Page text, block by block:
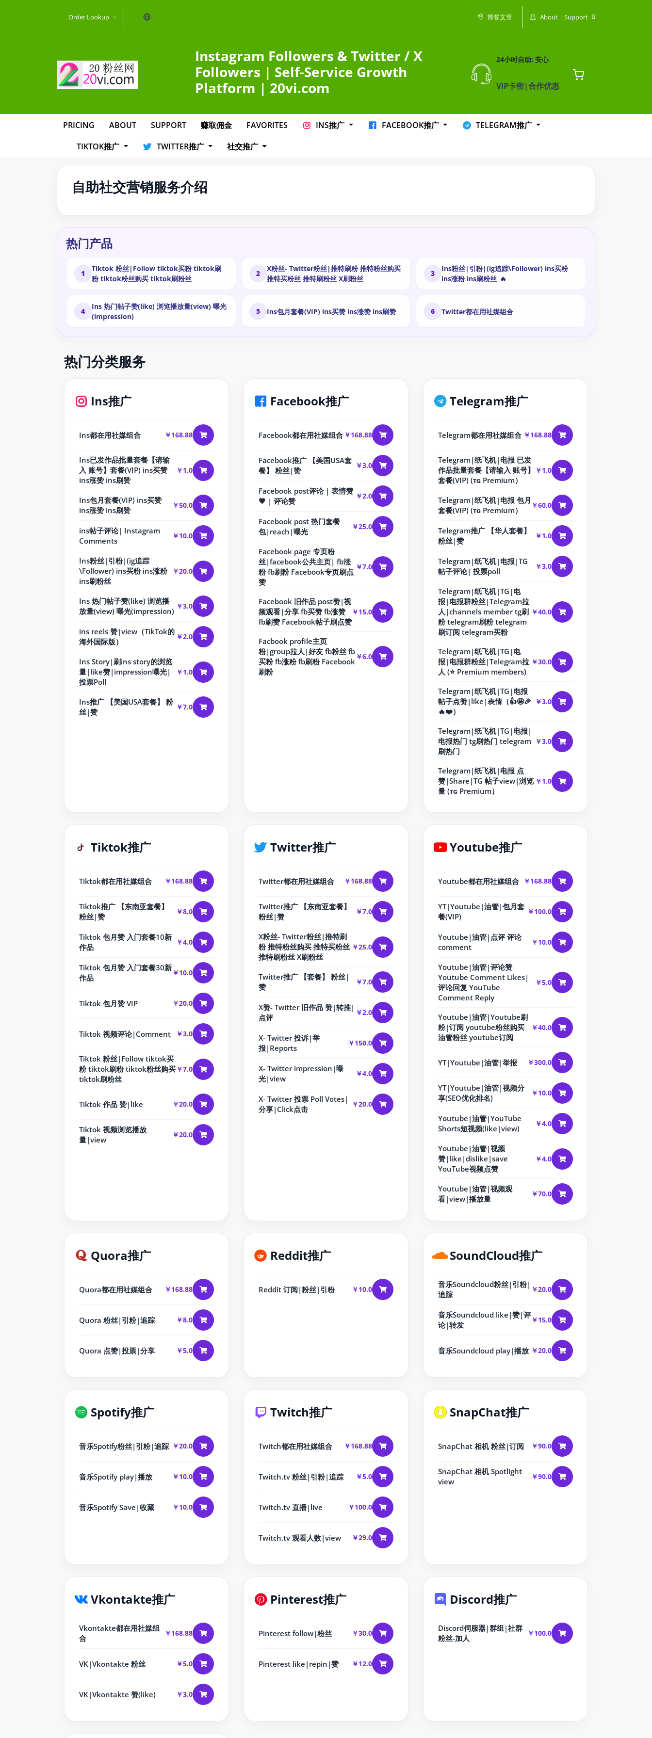
Order Lookup 当前语言：English 博客文章 About | Support
Instagram Followers & Twitter / X
Followers | Self-Service Growth
Platform | 20vi.com
24小时自助: 安心
VIP卡密|合作优惠
PRICING ABOUT SUPPORT 赚取佣金 FAVORITES INS推广 FACEBOOK推广
TELEGRAM推广
TIKTOK推广
TWITTER推广 社交推广
自助社交营销服务介绍
热门产品
1
Tiktok 粉丝|Follow tiktok买粉 tiktok刷
粉 tiktok粉丝购买 tiktok刷粉丝
2
X粉丝- Twitter粉丝|推特刷粉 推特粉丝购买
推特买粉丝 推特刷粉丝 X刷粉丝
3
Ins粉丝|引粉|(ig追踪\Follower) ins买粉
ins涨粉 ins刷粉丝 🔥
4
Ins 热门帖子赞(like) 浏览播放量(view) 曝光
(impression)
5 Ins包月套餐(VIP) ins买赞 ins涨赞 ins刷赞 6 Twitter都在用社媒组合
热门分类服务
Ins推广
Ins都在用社媒组合 ￥168.88
Ins已发作品批量套餐【请输
入 账号】套餐(VIP) ins买赞
ins涨赞 ins刷赞
￥1.0
Ins包月套餐(VIP) ins买赞
ins涨赞 ins刷赞
￥50.0
ins帖子评论| Instagram
Comments
￥10.0
Ins粉丝|引粉|(ig追踪
\Follower) ins买粉 ins涨粉
ins刷粉丝
￥20.0
Ins 热门帖子赞(like) 浏览播
放量(view) 曝光(impression)
￥3.0
ins reels 赞|view（TikTok的
海外国际版）
￥2.0
Ins Story|刷ins story的浏览
量|like赞|impression曝光|
投票Poll
￥1.0
Ins推广 【美国USA套餐】 粉
丝|赞
￥7.0
Facebook推广
Facebook都在用社媒组合 ￥168.88
Facebook推广 【美国USA套
餐】 粉丝|赞
￥3.0
Facebook post评论 | 表情赞
💗 | 评论赞
￥2.0
Facebook post 热门套餐
包|reach|曝光
￥25.0
Facebook page 专页粉
丝|facebook公共主页| fb涨
粉 fb刷粉 Facebook专页刷点
赞
￥7.0
Facebook 旧作品 post赞|视
频观看|分享 fb买赞 fb涨赞
fb刷赞 Facebook帖子刷点赞
￥15.0
Facbook profile主页
粉|group拉人|好友 fb粉丝 fb
买粉 fb涨粉 fb刷粉 Facebook
刷粉
￥6.0
Telegram推广
Telegram都在用社媒组合 ￥168.88
Telegram|纸飞机|电报 已发
作品批量套餐【请输入 账号】
套餐(VIP) (ᴛɢ Premium）
￥1.0
Telegram|纸飞机|电报 包月
套餐(VIP) (ᴛɢ Premium）
￥60.0
Telegram推广 【华人套餐】
粉丝|赞
￥1.0
Telegram|纸飞机|电报|TG
帖子评论| 投票poll
￥3.0
Telegram|纸飞机|TG|电
报|电报群粉丝|Telegram拉
人|channels member tg刷
粉 telegram刷粉 telegram
刷订阅 telegram买粉
￥40.0
Telegram|纸飞机|TG|电
报|电报群粉丝|Telegram拉
人 (⭐ Premium members)
￥30.0
Telegram|纸飞机|TG|电报
帖子点赞|like|表情（👍🤩🎉
🔥❤️）
￥3.0
Telegram|纸飞机|TG|电报|
电报热门 tg刷热门 telegram
刷热门
￥3.0
Telegram|纸飞机|电报 点
赞|Share|TG 帖子view|浏览
量 (ᴛɢ Premium）
￥1.0
Tiktok推广
Tiktok都在用社媒组合 ￥168.88
Tiktok推广 【东南亚套餐】
粉丝|赞
￥8.0
Tiktok 包月赞 入门套餐10新
作品
￥4.0
Tiktok 包月赞 入门套餐30新
作品
￥10.0
Tiktok 包月赞 VIP ￥20.0
Tiktok 视频评论|Comment ￥3.0
Tiktok 粉丝|Follow tiktok买
粉 tiktok刷粉 tiktok粉丝购买
tiktok刷粉丝
￥7.0
Tiktok 作品 赞|like ￥20.0
Tiktok 视频浏览播放
量|view
￥20.0
Twitter推广
Twitter都在用社媒组合 ￥168.88
Twitter推广 【东南亚套餐】
粉丝|赞
￥7.0
X粉丝- Twitter粉丝|推特刷
粉 推特粉丝购买 推特买粉丝
推特刷粉丝 X刷粉丝
￥25.0
Twitter推广 【套餐】 粉丝|
赞
￥7.0
X赞- Twitter 旧作品 赞|转推|
点评
￥2.0
X- Twitter 投诉|举
报|Reports
￥150.0
X- Twitter impression|曝
光|view
￥4.0
X- Twitter 投票 Poll Votes|
分享|Click点击
￥20.0
Youtube推广
Youtube都在用社媒组合 ￥168.88
YT|Youtube|油管|包月套
餐(VIP)
￥100.0
Youtube|油管|点评 评论
comment
￥10.0
Youtube|油管|评论赞
Youtube Comment Likes|
评论回复 YouTube
Comment Reply
￥5.0
Youtube|油管|Youtube刷
粉|订阅 youtube粉丝购买
油管粉丝 youtube订阅
￥40.0
YT|Youtube|油管|举报 ￥300.0
YT|Youtube|油管|视频分
享(SEO优化排名)
￥10.0
Youtube|油管|YouTube
Shorts短视频(like|view)
￥4.0
Youtube|油管|视频
赞|like|dislike|save
YouTube视频点赞
￥4.0
Youtube|油管|视频观
看|view|播放量
￥70.0
Quora推广
Quora都在用社媒组合 ￥168.88
Quora 粉丝|引粉|追踪 ￥8.0
Quora 点赞|投票|分享 ￥5.0
Reddit推广
Reddit 订阅|粉丝|引粉 ￥10.0
SoundCloud推广
音乐Soundcloud粉丝|引粉|
追踪
￥20.0
音乐Soundcloud like|赞|评
论|转发
￥15.0
音乐Soundcloud play|播放 ￥20.0
Spotify推广
音乐Spotify粉丝|引粉|追踪 ￥20.0
音乐Spotify play|播放 ￥10.0
音乐Spotify Save|收藏 ￥10.0
Twitch推广
Twitch都在用社媒组合 ￥168.88
Twitch.tv 粉丝|引粉|追踪 ￥5.0
Twitch.tv 直播|live ￥100.0
Twitch.tv 观看人数|view ￥29.0
SnapChat推广
SnapChat 相机 粉丝|订阅 ￥90.0
SnapChat 相机 Spotlight
view
￥90.0
Vkontakte推广
Vkontakte都在用社媒组
合
￥168.88
VK|Vkontakte 粉丝 ￥5.0
VK|Vkontakte 赞(like) ￥3.0
Pinterest推广
Pinterest follow|粉丝 ￥30.0
Pinterest like|repin|赞 ￥12.0
Discord推广
Discord伺服器|群组|社群
粉丝-加人
￥100.0